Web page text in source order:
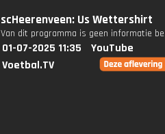
scHeerenveen: Us Wettershirt
Van dit programma is geen informatie
01-07-2025 11:35
YouTube
Voetbal.TV